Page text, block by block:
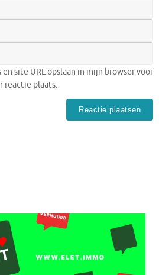
en site URL opslaan in mijn browser voor
reactie plaats.